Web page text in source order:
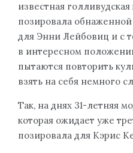
известная
позировала
для Энни Лейбовиц и с
в интересном
пытаются повторить
взять на себя немного
Так, на днях 31-летняя
которая ожидает уже
позировала для Кэрис